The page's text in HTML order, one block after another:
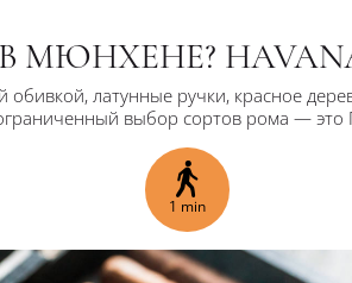
МЮНХЕНЕ?
латунные ручки, красное
выбор сортов рома — это
1 min